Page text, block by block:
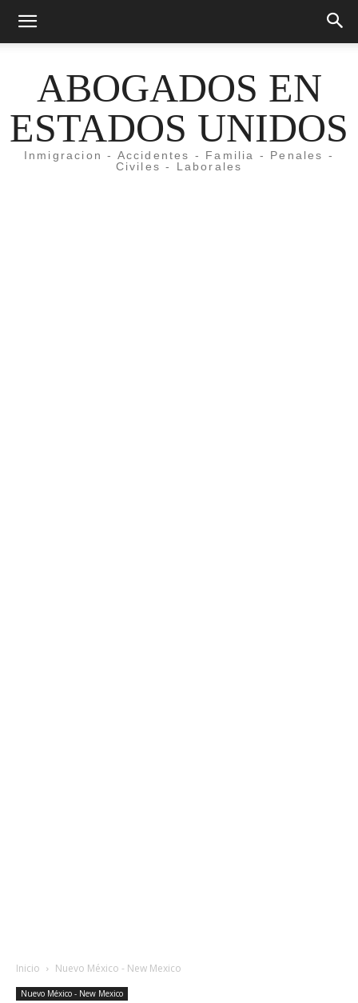
ABOGADOS EN
ESTADOS UNIDOS
Inmigracion - Accidentes - Familia - Penales -
Civiles - Laborales
Inicio Nuevo México - New Mexico
Nuevo México - New Mexico